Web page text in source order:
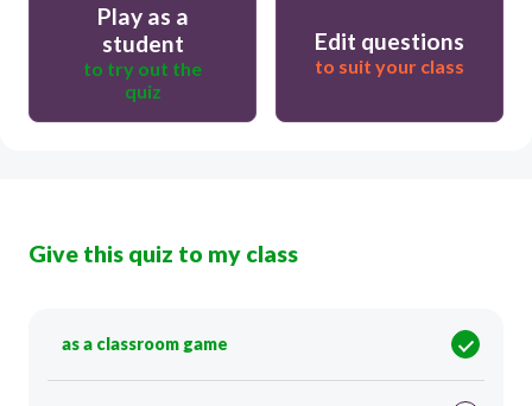
Play as a
student
to try out the
quiz
Edit questions
to suit your class
Give this quiz to my class
as a classroom game